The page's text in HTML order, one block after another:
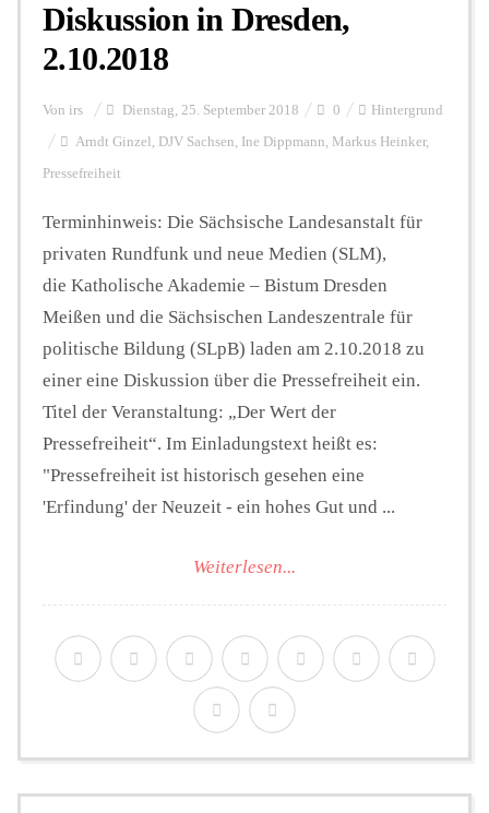
Diskussion in Dresden,
2.10.2018
Von irs Dienstag, 25. September 2018 0 Hintergrund
Arndt Ginzel , DJV Sachsen, Ine Dippmann, Markus Heinker,
Pressefreiheit
Terminhinweis: Die Sächsische Landesanstalt für
privaten Rundfunk und neue Medien (SLM),
die Katholische Akademie – Bistum Dresden
Meißen und die Sächsischen Landeszentrale für
politische Bildung (SLpB) laden am 2.10.2018 zu
einer eine Diskussion über die Pressefreiheit ein.
Titel der Veranstaltung: „Der Wert der
Pressefreiheit“. Im Einladungstext heißt es:
"Pressefreiheit ist historisch gesehen eine
'Erfindung' der Neuzeit - ein hohes Gut und ...
Weiterlesen...